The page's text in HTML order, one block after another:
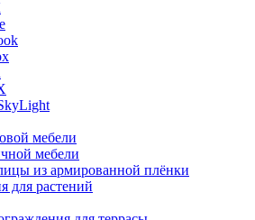
мебели
мебели
из армированной плёнки
для растений